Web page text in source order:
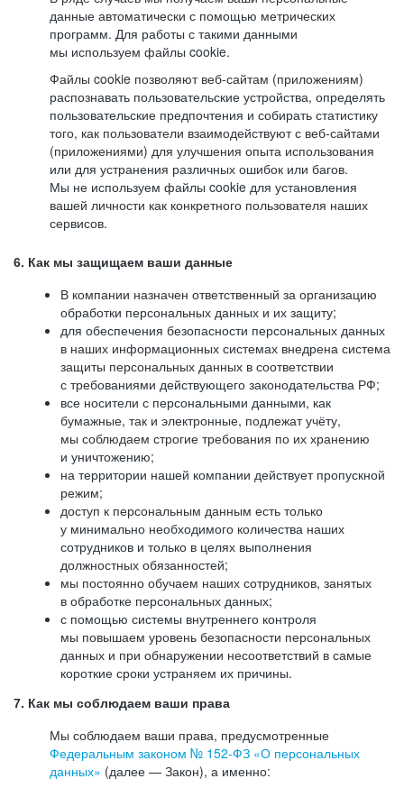
данные автоматически с помощью метрических
программ. Для работы с такими данными
мы используем файлы cookie.
Файлы cookie позволяют веб-сайтам (приложениям)
распознавать пользовательские устройства, определять
пользовательские предпочтения и собирать статистику
того, как пользователи взаимодействуют с веб-сайтами
(приложениями) для улучшения опыта использования
или для устранения различных ошибок или багов.
Мы не используем файлы cookie для установления
вашей личности как конкретного пользователя наших
сервисов.
6. Как мы защищаем ваши данные
В компании назначен ответственный за организацию
обработки персональных данных и их защиту;
для обеспечения безопасности персональных данных
в наших информационных системах внедрена система
защиты персональных данных в соответствии
с требованиями действующего законодательства РФ;
все носители с персональными данными, как
бумажные, так и электронные, подлежат учёту,
мы соблюдаем строгие требования по их хранению
и уничтожению;
на территории нашей компании действует пропускной
режим;
доступ к персональным данным есть только
у минимально необходимого количества наших
сотрудников и только в целях выполнения
должностных обязанностей;
мы постоянно обучаем наших сотрудников, занятых
в обработке персональных данных;
с помощью системы внутреннего контроля
мы повышаем уровень безопасности персональных
данных и при обнаружении несоответствий в самые
короткие сроки устраняем их причины.
7. Как мы соблюдаем ваши права
Мы соблюдаем ваши права, предусмотренные
Федеральным законом № 152-ФЗ «О персональных
данных» (далее — Закон), а именно: